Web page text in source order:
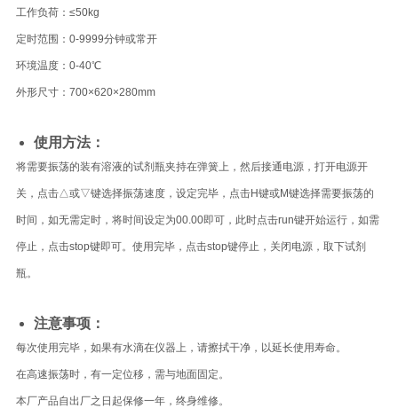
工作负荷：≤50kg
定时范围：0-9999分钟或常开
环境温度：0-40℃
外形尺寸：700×620×280mm
使用方法：
将需要振荡的装有溶液的试剂瓶夹持在弹簧上，然后接通电源，打开电源开
关，点击△或▽键选择振荡速度，设定完毕，点击H键或M键选择需要振荡的
时间，如无需定时，将时间设定为00.00即可，此时点击run键开始运行，如需
停止，点击stop键即可。使用完毕，点击stop键停止，关闭电源，取下试剂
瓶。
注意事项：
每次使用完毕，如果有水滴在仪器上，请擦拭干净，以延长使用寿命。
在高速振荡时，有一定位移，需与地面固定。
本厂产品自出厂之日起保修一年，终身维修。